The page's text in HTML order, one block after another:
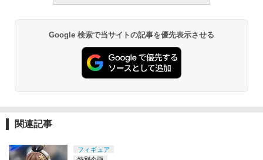
Google 検索で当サイトの記事を優先表示させる
関連記事
フィギュア